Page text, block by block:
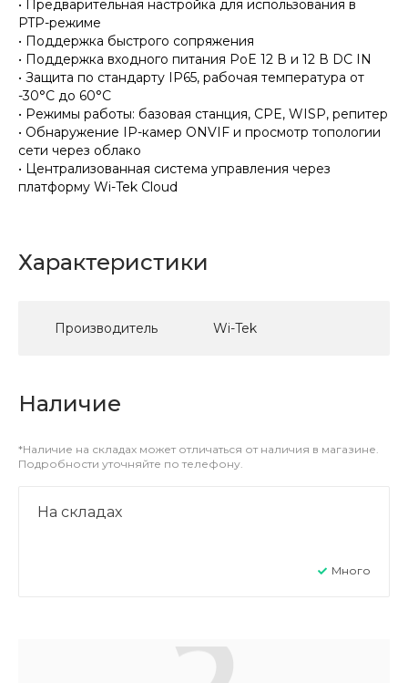
• Предварительная настройка для использования в
PTP-режиме
• Поддержка быстрого сопряжения
• Поддержка входного питания PoE 12 В и 12 В DC IN
• Защита по стандарту IP65, рабочая температура от
-30°C до 60°C
• Режимы работы: базовая станция, CPE, WISP, репитер
• Обнаружение IP-камер ONVIF и просмотр топологии
сети через облако
• Централизованная система управления через
платформу Wi-Tek Cloud
Характеристики
Производитель Wi-Tek
Наличие
*Наличие на складах может отличаться от наличия в магазине.
Подробности уточняйте по телефону.
На складах
Много